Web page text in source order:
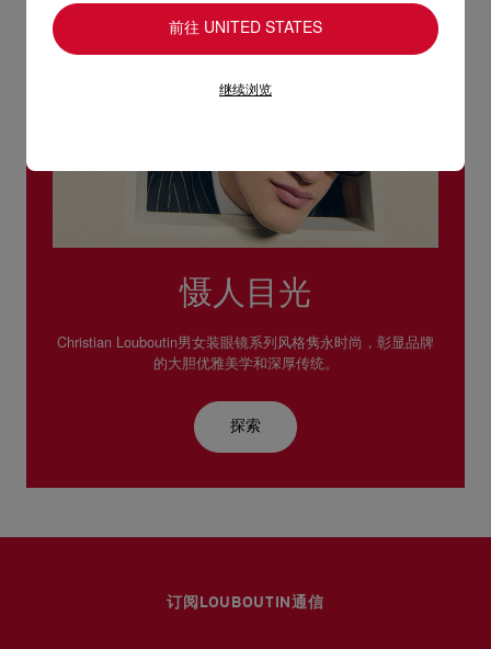
慑人目光
Christian Louboutin男女装眼镜系列风格隽永时尚，彰显品牌
的大胆优雅美学和深厚传统。
探索
订阅LOUBOUTIN通信
前往 UNITED STATES
继续浏览